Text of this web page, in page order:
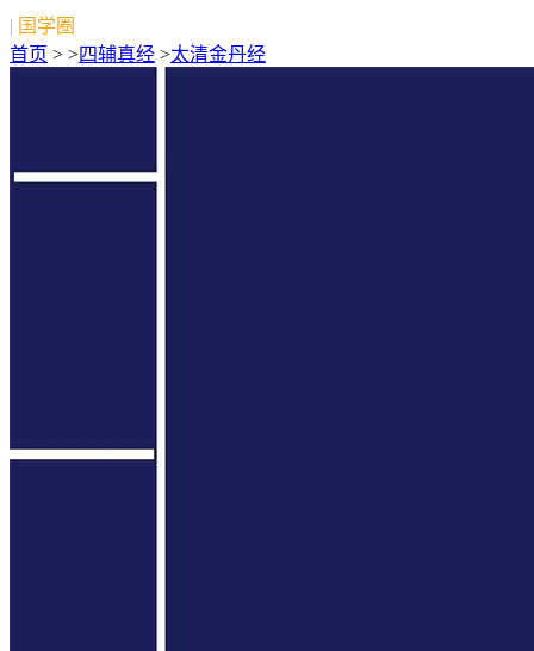
| 国学圈
首页 > >四辅真经 >太清金丹经